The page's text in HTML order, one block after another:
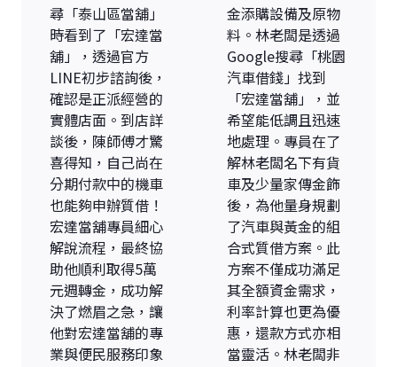
尋「泰山區當舖」
時看到了「宏達當
舖」，透過官方
LINE初步諮詢後，
確認是正派經營的
實體店面。到店詳
談後，陳師傅才驚
喜得知，自己尚在
分期付款中的機車
也能夠申辦質借！
宏達當舖專員細心
解說流程，最終協
助他順利取得5萬
元週轉金，成功解
決了燃眉之急，讓
他對宏達當舖的專
業與便民服務印象
金添購設備及原物
料。林老闆是透過
Google搜尋「桃園
汽車借錢」找到
「宏達當舖」，並
希望能低調且迅速
地處理。專員在了
解林老闆名下有貨
車及少量家傳金飾
後，為他量身規劃
了汽車與黃金的組
合式質借方案。此
方案不僅成功滿足
其全額資金需求，
利率計算也更為優
惠，還款方式亦相
當靈活。林老闆非